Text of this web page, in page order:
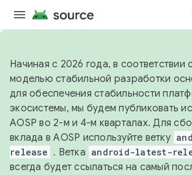
Начиная с 2026 года, в соответствии
моделью стабильной разработки
для обеспечения стабильности
экосистемы, мы будем публиковать
AOSP во 2-м и 4-м кварталах. Для
вклада в AOSP используйте ветку
release . Ветка android-latest-
всегда будет ссылаться на самый